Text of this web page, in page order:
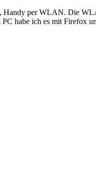
Handy per WLAN. Die
habe ich es mit Firefox